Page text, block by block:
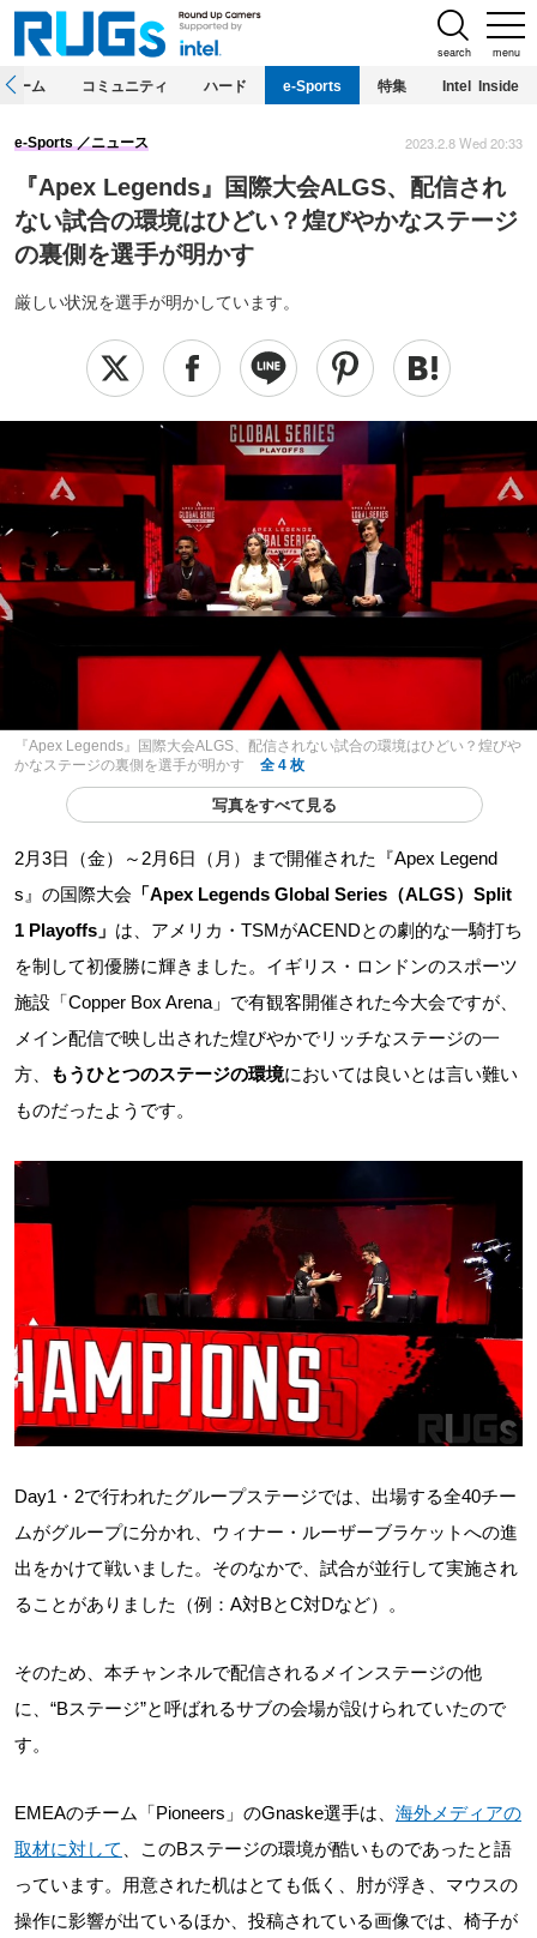
menu
search
ホーム コミュニティ ハード e-Sports 特集 Intel Inside
『Apex Legends』国際大会ALGS、配信され
ない試合の環境はひどい？煌びやかなステージ
の裏側を選手が明かす
厳しい状況を選手が明かしています。
e-Sports ニュース 2023.2.8 Wed 20:33
『Apex Legends』国際大会ALGS、配信されない試合の環境はひどい？煌びや
かなステージの裏側を選手が明かす
全 4 枚
写真をすべて見る
2月3日（金）～2月6日（月）まで開催された『Apex Legend
s』の国際大会 「Apex Legends Global Series（ALGS）Split
1 Playoffs」 は、アメリカ・TSMがACENDとの劇的な一騎打ち
を制して初優勝に輝きました。イギリス・ロンドンのスポーツ
施設「Copper Box Arena」で有観客開催された今大会ですが、
メイン配信で映し出された煌びやかでリッチなステージの一
方、
もうひとつのステージの環境においては良いとは言い難い
ものだったようです。
Day1・2で行われたグループステージでは、出場する全40チー
ムがグループに分かれ、ウィナー・ルーザーブラケットへの進
出をかけて戦いました。そのなかで、試合が並行して実施され
ることがありました（例：A対BとC対Dなど）。
そのため、本チャンネルで配信されるメインステージの他
に、“Bステージ”と呼ばれるサブの会場が設けられていたので
す。
EMEAのチーム「Pioneers」のGnaske選手は、 海外メディアの
取材に対して
、このBステージの環境が酷いものであったと語
っています。用意された机はとても低く、肘が浮き、マウスの
操作に影響が出ているほか、投稿されている画像では、椅子が